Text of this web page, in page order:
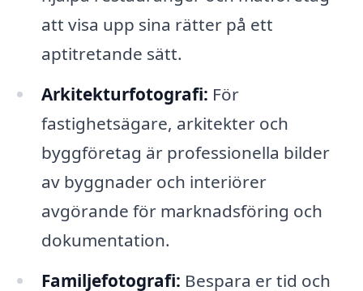
att visa upp sina rätter på ett
aptitretande sätt.
Arkitekturfotografi: För
fastighetsägare, arkitekter och
byggföretag är professionella bilder
av byggnader och interiörer
avgörande för marknadsföring och
dokumentation.
Familjefotografi: Bespara er tid och